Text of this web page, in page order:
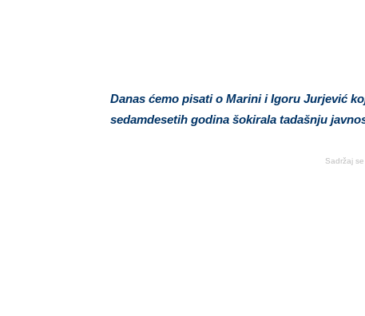
Danas ćemo pisati o Marini i Igoru Jurjević
sedamdesetih godina šokirala tadašnju
Sadržaj